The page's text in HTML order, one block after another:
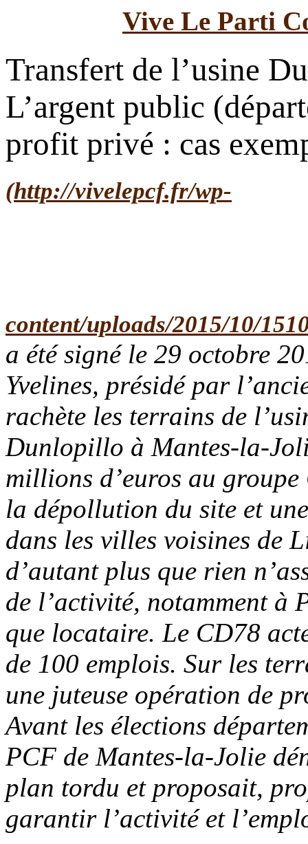
Vive Le Parti
Transfert de l’usine
L’argent public
profit privé : cas
a été signé le 29 octobre
Yvelines, présidé par
rachète les terrains de
Dunlopillo à Mantes-la-
millions d’euros au
la dépollution du site et
dans les villes voisines de
d’autant plus que rien
de l’activité, notamment à
que locataire. Le CD78
de 100 emplois. Sur les
une juteuse opération de
Avant les élections
PCF de Mantes-la-Jolie
plan tordu et proposait,
garantir l’activité et